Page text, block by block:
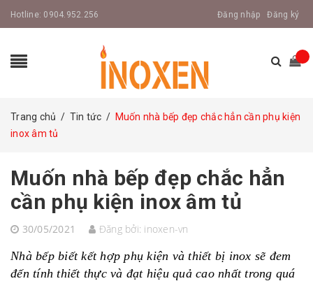
Hotline: 0904.952.256 Đăng nhập Đăng ký
Trang chủ / Tin tức / Muốn nhà bếp đẹp chắc hẳn cần phụ kiện
inox âm tủ
Muốn nhà bếp đẹp chắc hẳn
cần phụ kiện inox âm tủ
30/05/2021 Đăng bởi: inoxen-vn
Nhà bếp biết kết hợp phụ kiện và thiết bị inox sẽ đem
đến tính thiết thực và đạt hiệu quả cao nhất trong quá